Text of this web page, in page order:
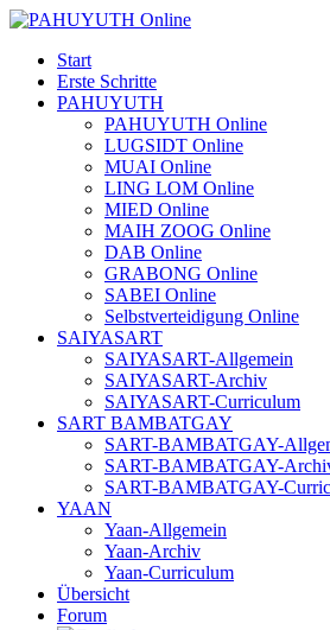
Start
Erste Schritte
PAHUYUTH
PAHUYUTH Online
LUGSIDT Online
MUAI Online
LING LOM Online
MIED Online
MAIH ZOOG Online
DAB Online
GRABONG Online
SABEI Online
Selbstverteidigung Online
SAIYASART
SAIYASART-Allgemein
SAIYASART-Archiv
SAIYASART-Curriculum
SART BAMBATGAY
SART-BAMBATGAY-
SART-BAMBATGAY-
SART-BAMBATGAY-
YAAN
Yaan-Allgemein
Yaan-Archiv
Yaan-Curriculum
Übersicht
Forum